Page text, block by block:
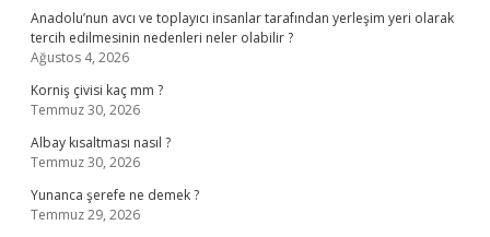
Anadolu’nun avcı ve toplayıcı insanlar tarafından yerleşim yeri olarak
tercih edilmesinin nedenleri neler olabilir ?
Ağustos 4, 2026
Korniş çivisi kaç mm ?
Temmuz 30, 2026
Albay kısaltması nasıl ?
Temmuz 30, 2026
Yunanca şerefe ne demek ?
Temmuz 29, 2026